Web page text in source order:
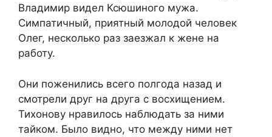
Владимир видел Ксюшиного мужа.
Симпатичный, приятный молодой человек
Олег, несколько раз заезжал к жене на
работу.
Они поженились всего полгода назад и
смотрели друг на друга с восхищением.
Тихонову нравилось наблюдать за ними
тайком. Было видно, что между ними нет